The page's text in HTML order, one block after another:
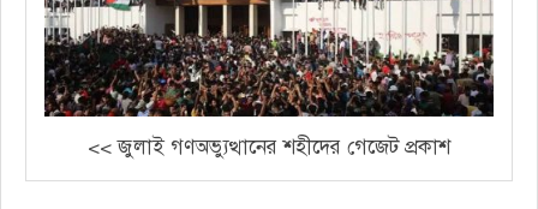
<< জুলাই গণঅভ্যুত্থানের শহীদের গেজেট প্রকাশ